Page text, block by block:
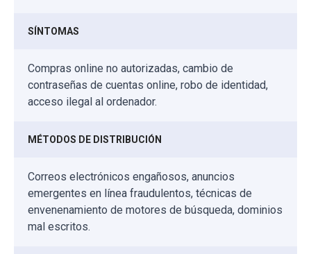
SÍNTOMAS
Compras online no autorizadas, cambio de
contraseñas de cuentas online, robo de identidad,
acceso ilegal al ordenador.
MÉTODOS DE DISTRIBUCIÓN
Correos electrónicos engañosos, anuncios
emergentes en línea fraudulentos, técnicas de
envenenamiento de motores de búsqueda, dominios
mal escritos.